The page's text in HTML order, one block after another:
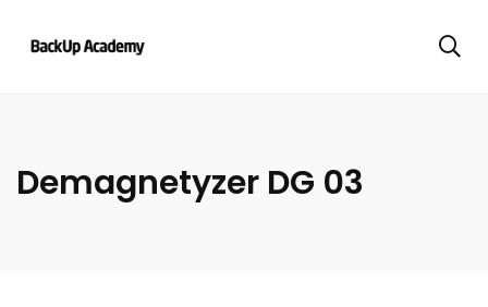
Demagnetyzer DG 03